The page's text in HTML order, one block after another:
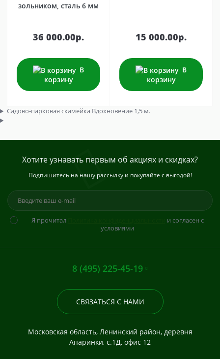
зольником, сталь 6 мм
36 000.00р.
В
корзину
15 000.00р.
В
корзину
Садово-парковая скамейка Вдохновение 1,5 м.
Хотите узнавать первым об акциях и скидках?
Подпишитесь на нашу рассылку и покупайте с выгодой!
Я прочитал
и согласен с
условиями
8 (495) 225-45-19
СВЯЗАТЬСЯ С НАМИ
Московская область, Ленинский район, деревня
Апаринки, с.1Д, офис 12